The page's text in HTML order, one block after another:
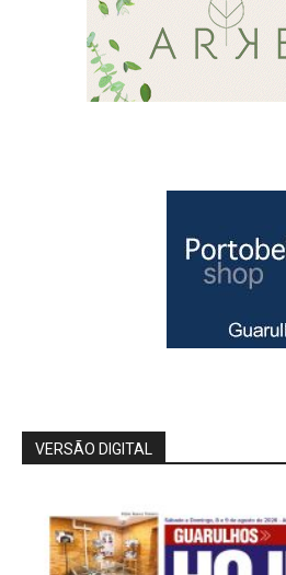
VERSÃO DIGITAL